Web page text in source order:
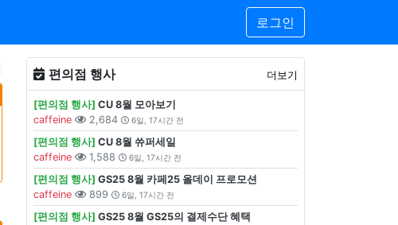
로그인
편의점 행사 더보기
[편의점 행사] CU 8월 모아보기
caffeine
2,684 6일, 17시간 전
[편의점 행사] CU 8월 쓔퍼세일
caffeine
1,588 6일, 17시간 전
[편의점 행사] GS25 8월 카페25 올데이 프로모션
caffeine
899 6일, 17시간 전
[편의점 행사] GS25 8월 GS25의 결제수단 혜택